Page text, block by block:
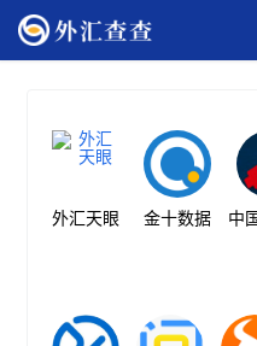
外汇天眼 金十数据
中